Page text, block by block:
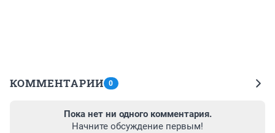
КОММЕНТАРИИ 0
Пока нет ни одного комментария.
Начните обсуждение первым!